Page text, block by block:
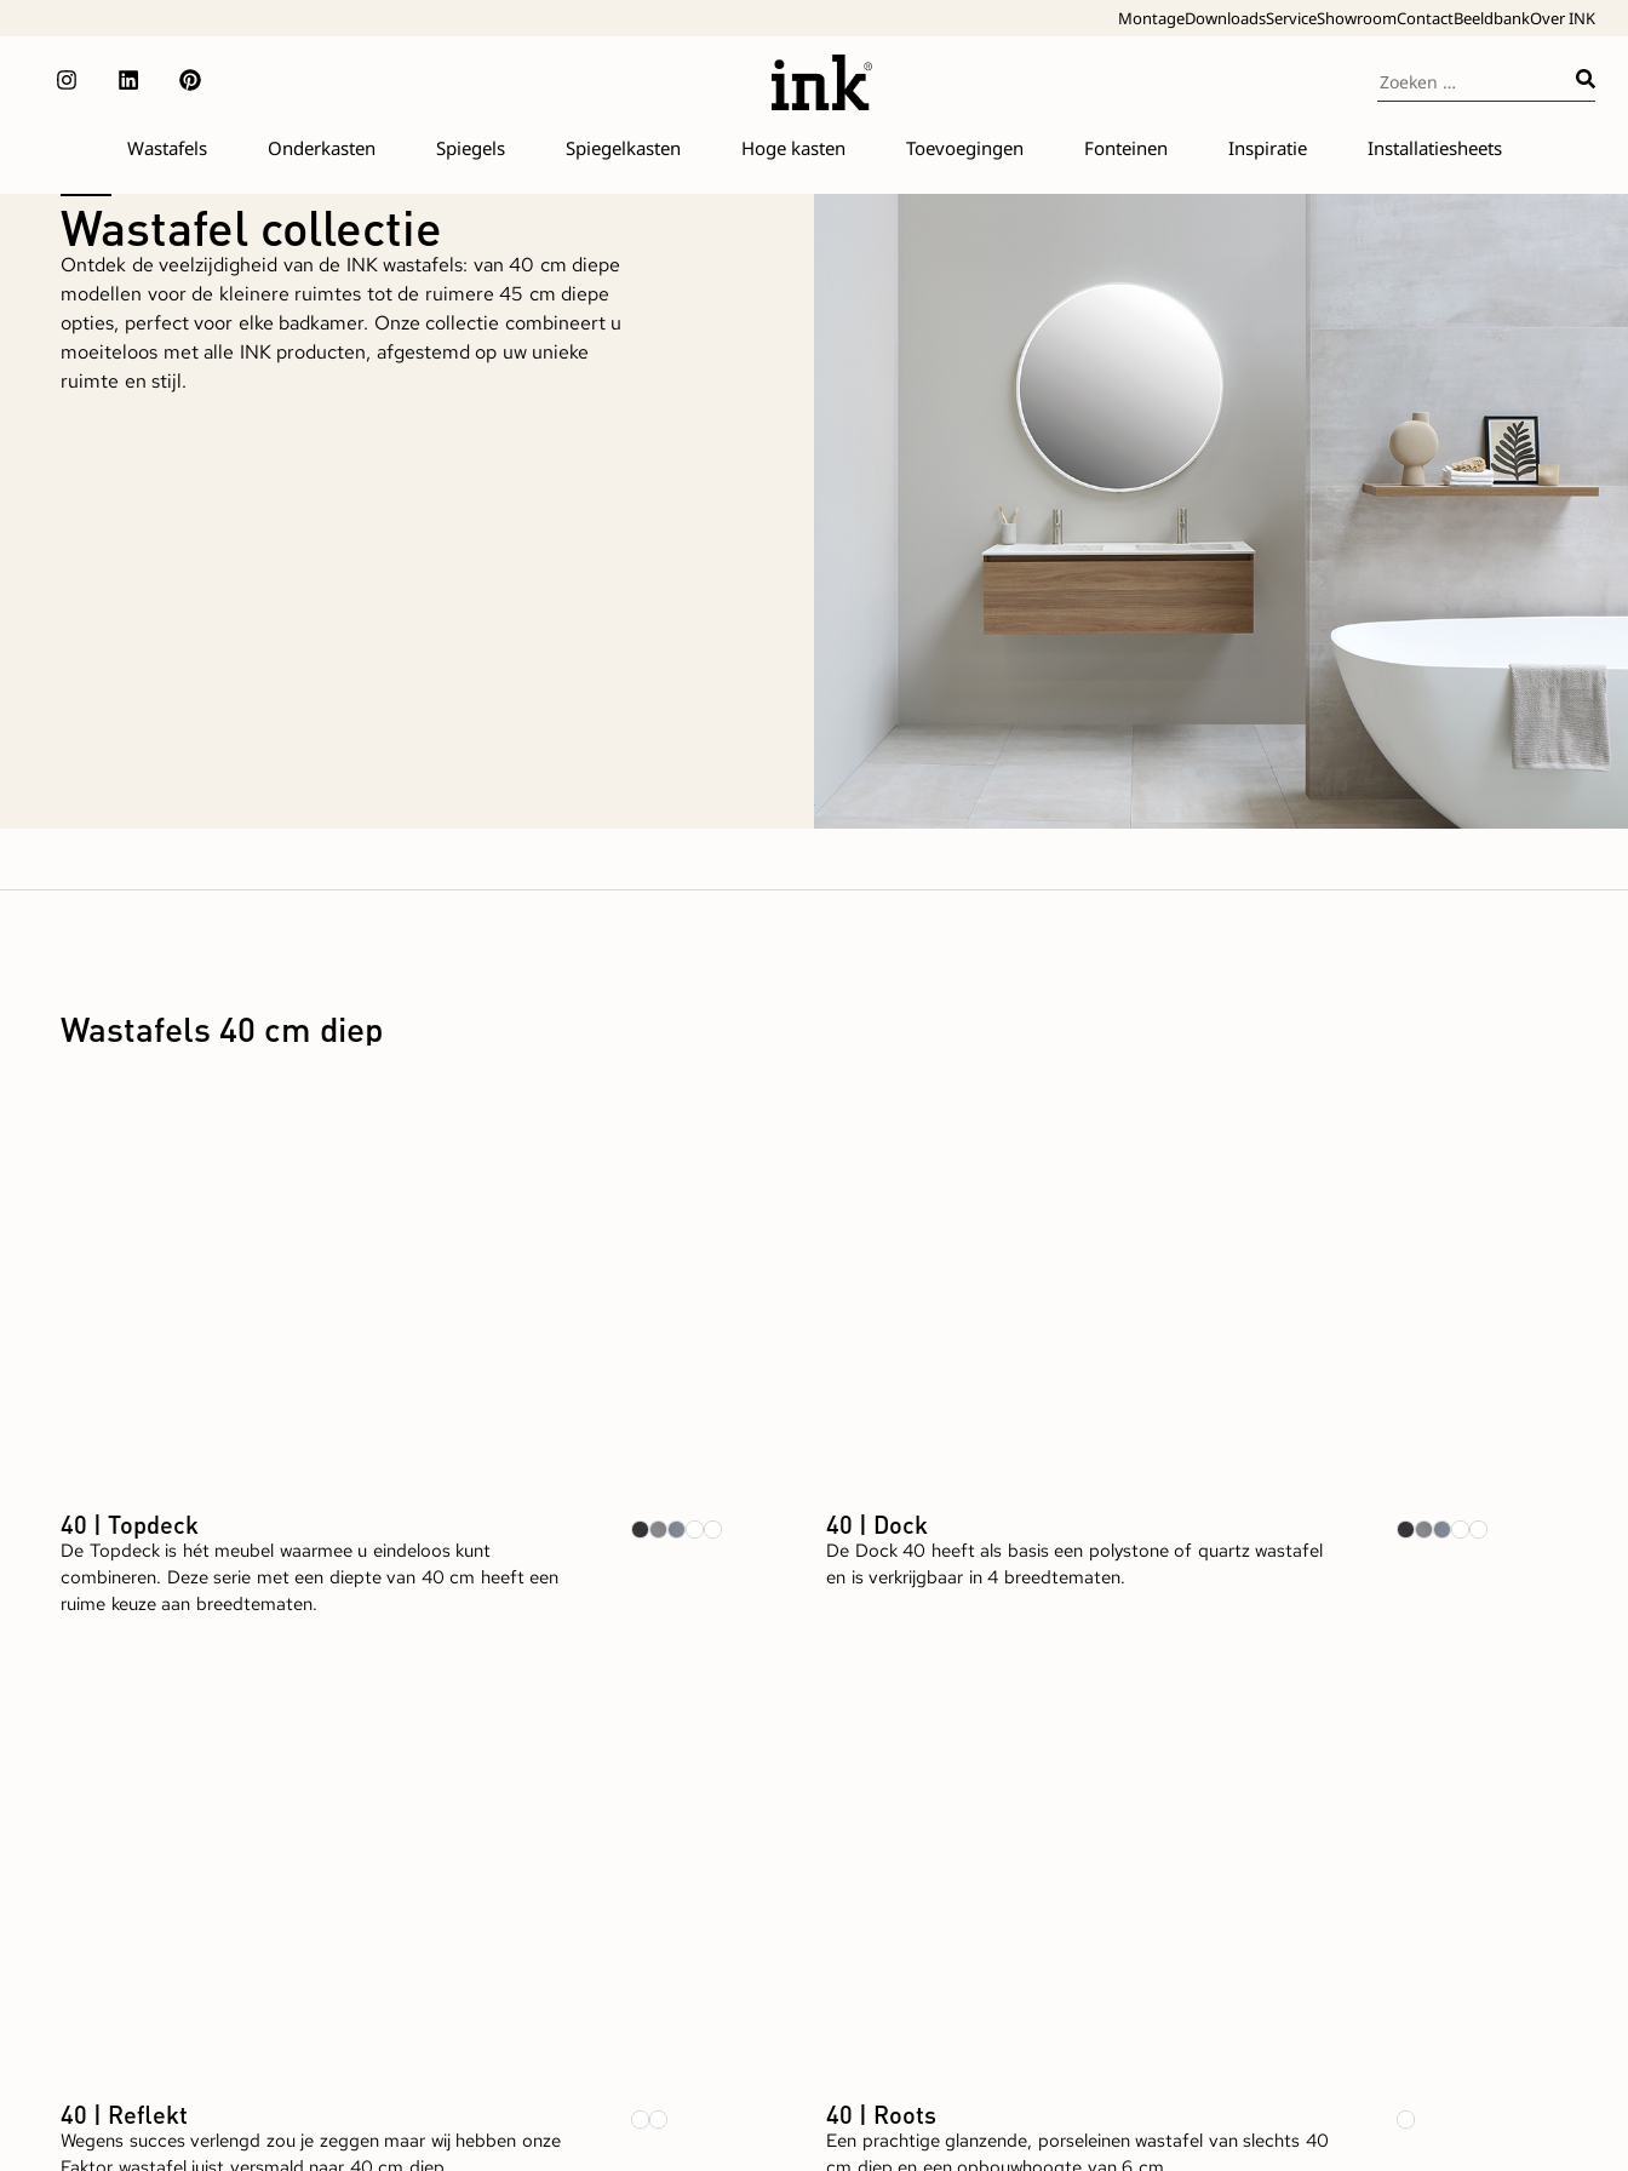
MontageDownloadsServiceShowroomContactBeeldbankOver INK
Wastafels Onderkasten Spiegels Spiegelkasten Hoge kasten Toevoegingen Fonteinen Inspiratie Installatiesheets
Wastafel collectie
Ontdek de veelzijdigheid van de INK wastafels: van 40 cm diepe
modellen voor de kleinere ruimtes tot de ruimere 45 cm diepe
opties, perfect voor elke badkamer. Onze collectie combineert u
moeiteloos met alle INK producten, afgestemd op uw unieke
ruimte en stijl.
Wastafels 40 cm diep
40 | Topdeck
De Topdeck is hét meubel waarmee u eindeloos kunt
combineren. Deze serie met een diepte van 40 cm heeft een
ruime keuze aan breedtematen.
40 | Dock
De Dock 40 heeft als basis een polystone of quartz wastafel
en is verkrijgbaar in 4 breedtematen.
40 | Reflekt
Wegens succes verlengd zou je zeggen maar wij hebben onze
40 | Roots
Een prachtige glanzende, porseleinen wastafel van slechts 40